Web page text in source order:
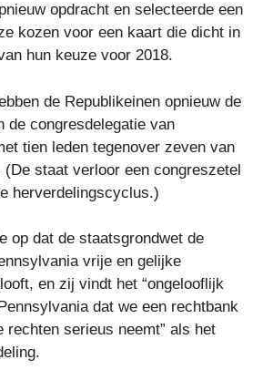
opdracht en selecteerde een
kozen voor een kaart die dicht in
hun keuze voor 2018.
de Republikeinen opnieuw de
de congresdelegatie van
tien leden tegenover zeven van
(De staat verloor een congreszetel
herverdelingscyclus.)
op dat de staatsgrondwet de
vrije en gelijke
en zij vindt het “ongelooflijk
dat we een rechtbank
rechten serieus neemt” als het